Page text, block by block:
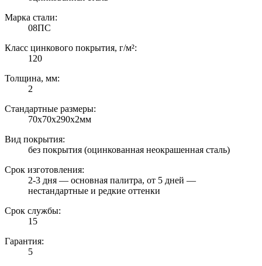
Марка стали:
08ПС
Класс цинкового покрытия, г/м²:
120
Толщина, мм:
2
Стандартные размеры:
70х70х290х2мм
Вид покрытия:
без покрытия (оцинкованная неокрашенная сталь)
Срок изготовления:
2-3 дня — основная палитра, от 5 дней —
нестандартные и редкие оттенки
Срок службы:
15
Гарантия:
5